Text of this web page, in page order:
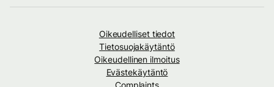
Oikeudelliset tiedot
Tietosuojakäytäntö
Oikeudellinen ilmoitus
Evästekäytäntö
Complaints